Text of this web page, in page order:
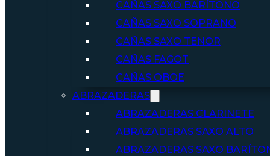
CAÑAS SAXO BARÍTONO
CAÑAS SAXO SOPRANO
CAÑAS SAXO TENOR
CAÑAS FAGOT
CAÑAS OBOE
ABRAZADERAS
ABRAZADERAS CLARINETE
ABRAZADERAS SAXO ALTO
ABRAZADERAS SAXO